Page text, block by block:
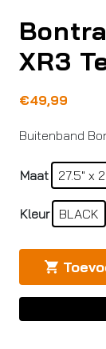
XR3
€49,99
Buitenband
Maat 27.5" x
Kleur BLACK